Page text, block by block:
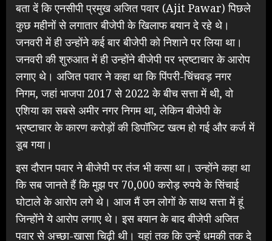
बता दें कि एनसीपी प्रमुख अजित पवार (Ajit Pawar) पिछले
कुछ महीनों से लगातार बीजेपी के खिलाफ बयान दे रहे थे।
जनवरी में ही उन्होंने कई बार बीजेपी को निशाने पर लिया था।
जनवरी की शुरुआत में ही उन्होंने बीजेपी पर भ्रष्टाचार के आरोप
लगाए थे। अजित पवार ने कहा था कि पिंपरी-चिंचवड़ नगर
निगम, जहां भाजपा 2017 से 2022 के बीच सत्ता में थी, वो
एशिया का सबसे अमीर नगर निगम था, लेकिन बीजेपी के
भ्रष्टाचार के कारण करोड़ों की डिपॉजिट खत्म हो गई और कर्ज में
डूब गया।
इस दौरान पवार ने बीजेपी पर तंज भी कसा था। उन्होंने कहा था
कि सब जानते हैं कि मुझ पर 70,000 करोड़ रुपये के सिंचाई
घोटाले के आरोप लगे थे। आज मैं उन लोगों के साथ सत्ता में हूं
जिन्होंने ये आरोप लगाए थे। इस बयान के बाद बीजेपी अजित
पवार से अच्छा-खासा चिढ़ी थी। यहां तक कि उन्हें धमकी तक दे